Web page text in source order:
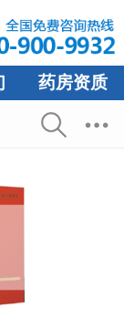
药房资质